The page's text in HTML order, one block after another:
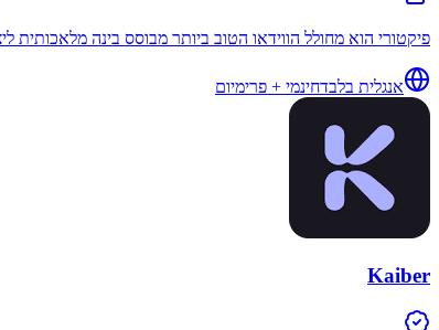
פיקטורי הוא מחולל הווידאו הטוב ביותר מבוסס בינה
אנגלית בלבדחינמי + פרימיום
Kaiber